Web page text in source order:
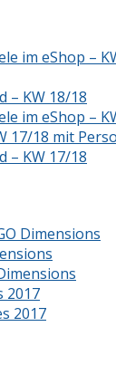
im eShop –
– KW 18/18
im eShop –
17/18 mit
– KW 17/18
Dimensions
2017
2017